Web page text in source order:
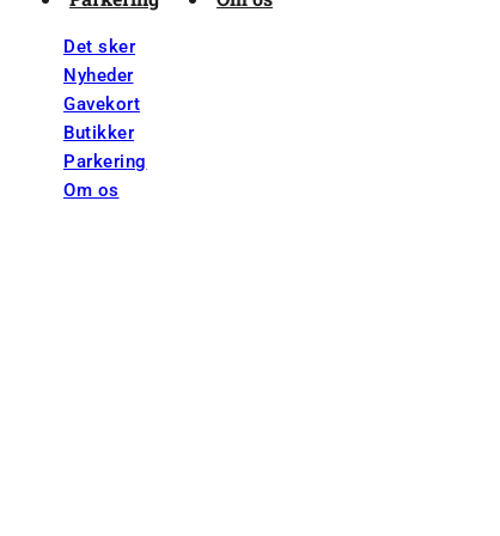
Det sker
Nyheder
Gavekort
Butikker
Parkering
Om os